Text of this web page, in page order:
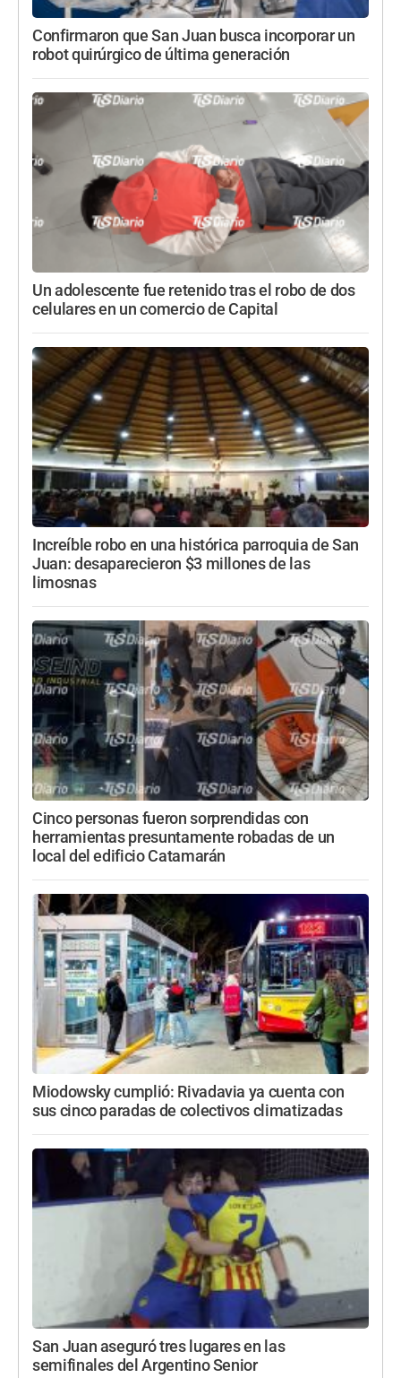
Confirmaron que San Juan busca incorporar un
robot quirúrgico de última generación
Un adolescente fue retenido tras el robo de dos
celulares en un comercio de Capital
Increíble robo en una histórica parroquia de San
Juan: desaparecieron $3 millones de las
limosnas
Cinco personas fueron sorprendidas con
herramientas presuntamente robadas de un
local del edificio Catamarán
Miodowsky cumplió: Rivadavia ya cuenta con
sus cinco paradas de colectivos climatizadas
San Juan aseguró tres lugares en las
semifinales del Argentino Senior